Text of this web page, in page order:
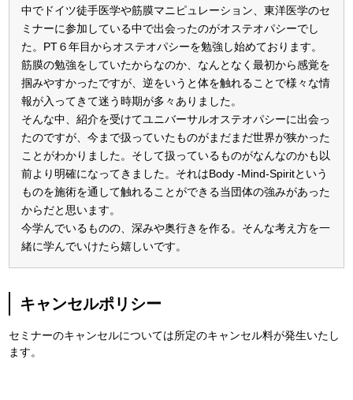
中でドイツ徒手医学や筋膜マニピュレーション、東洋医学のセ
ミナーに参加している中で出会ったのがオステオパシーでし
た。PT６年目からオステオパシーを勉強し始めております。
筋膜の勉強をしていたからなのか、なんとなく最初から感覚を
掴みやすかったですが、逆をいうと体を触れることで様々な情
報が入ってきて迷う時期が多々ありました。
そんな中、紹介を受けてユニバーサルオステオパシーに出会っ
たのですが、今まで扱っていたものがまだまだ世界が狭かった
ことがわかりました。そして扱っているものがなんなのかも以
前より明確になってきました。それはBody -Mind-Spiritという
ものを施術を通して触れることができる当団体の強みがあった
からだと思います。
今学んでいるものの、深みや奥行きを作る。そんな考え方を一
緒に学んでいけたら嬉しいです。
キャンセルポリシー
セミナーのキャンセルについては所定のキャンセル料が発生いたし
ます。